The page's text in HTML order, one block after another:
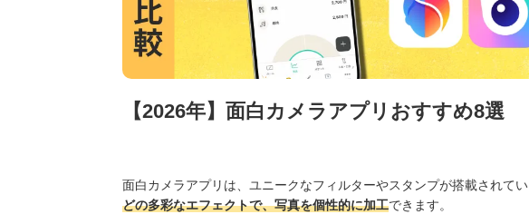
【2026年】面白カメラアプリおすすめ8選
面白カメラアプリは、ユニークなフィルターやスタンプが搭載されて
どの多彩なエフェクトで、写真を個性的に加工できます。